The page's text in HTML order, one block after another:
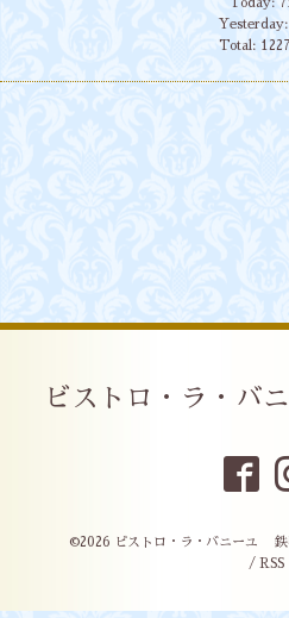
Today:
Yesterday:
Total:
ビストロ・ラ・バ
©2026 ビストロ・ラ・バニーユ 鉄
/
RSS